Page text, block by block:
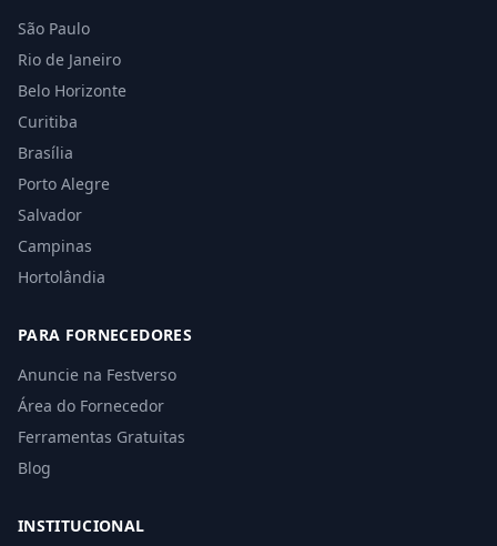
São Paulo
Rio de Janeiro
Belo Horizonte
Curitiba
Brasília
Porto Alegre
Salvador
Campinas
Hortolândia
PARA FORNECEDORES
Anuncie na Festverso
Área do Fornecedor
Ferramentas Gratuitas
Blog
INSTITUCIONAL